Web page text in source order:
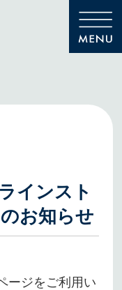
インスト
お知らせ
ージをご利用い